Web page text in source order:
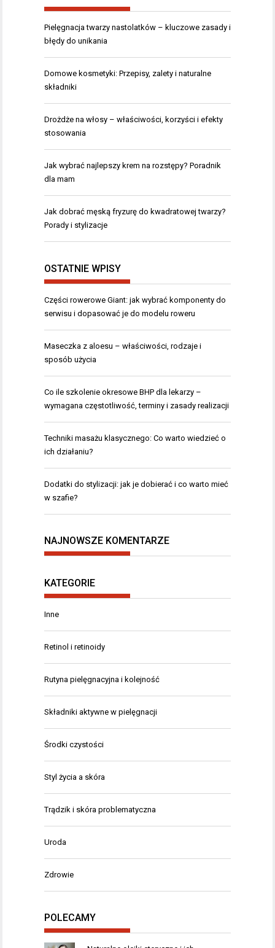
Pielęgnacja twarzy nastolatków – kluczowe zasady i
błędy do unikania
Domowe kosmetyki: Przepisy, zalety i naturalne
składniki
Drożdże na włosy – właściwości, korzyści i efekty
stosowania
Jak wybrać najlepszy krem na rozstępy? Poradnik
dla mam
Jak dobrać męską fryzurę do kwadratowej twarzy?
Porady i stylizacje
OSTATNIE WPISY
Części rowerowe Giant: jak wybrać komponenty do
serwisu i dopasować je do modelu roweru
Maseczka z aloesu – właściwości, rodzaje i
sposób użycia
Co ile szkolenie okresowe BHP dla lekarzy –
wymagana częstotliwość, terminy i zasady realizacji
Techniki masażu klasycznego: Co warto wiedzieć o
ich działaniu?
Dodatki do stylizacji: jak je dobierać i co warto mieć
w szafie?
NAJNOWSZE KOMENTARZE
KATEGORIE
Inne
Retinol i retinoidy
Rutyna pielęgnacyjna i kolejność
Składniki aktywne w pielęgnacji
Środki czystości
Styl życia a skóra
Trądzik i skóra problematyczna
Uroda
Zdrowie
POLECAMY